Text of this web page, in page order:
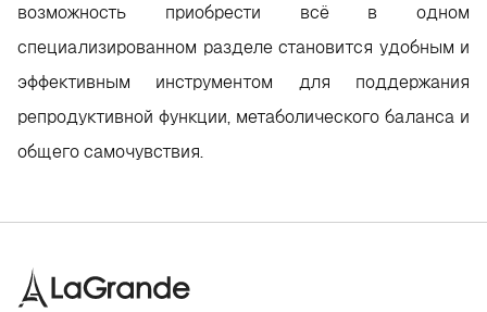
возможность приобрести всё в одном
специализированном разделе становится удобным и
эффективным инструментом для поддержания
репродуктивной функции, метаболического баланса и
общего самочувствия.